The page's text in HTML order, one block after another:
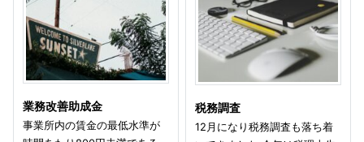
業務改善助成金
事業所内の賃金の最低水準が
税務調査
12月になり税務調査も落ち着